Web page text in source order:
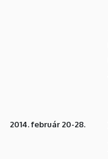
2014. február 20-28.